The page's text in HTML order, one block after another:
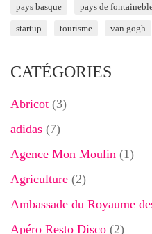
pays basque pays de
startup tourisme van gogh
CATÉGORIES
Abricot (3)
adidas (7)
Agence Mon Moulin (1)
Agriculture (2)
Ambassade du Royaume
Apéro Resto Disco (2)